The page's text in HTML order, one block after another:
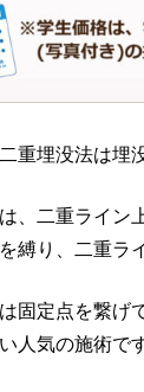
重埋没法は埋
、二重ライン
縛り、二重ラ
固定点を繋げ
人気の施術です